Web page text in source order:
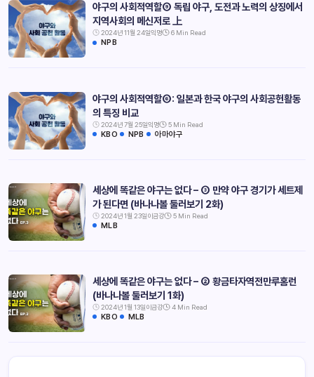
야구의 사회적역할⑨ 독립 야구, 도전과 노력의 상징에서
지역사회의 메신저로 上
2024년 11월 24일익명 6 Min Read
NPB
야구의 사회적역할⑥: 일본과 한국 야구의 사회공헌활동
의 특징 비교
2024년 7월 25일익명 5 Min Read
KBO NPB 아마야구
세상에 똑같은 야구는 없다 – ③ 만약 야구 경기가 세트제
가 된다면 (바나나볼 둘러보기 2화)
2024년 1월 23일이금강 5 Min Read
MLB
세상에 똑같은 야구는 없다 – ② 황금타자역전만루홈런
(바나나볼 둘러보기 1화)
2024년 1월 13일이금강 4 Min Read
KBO MLB